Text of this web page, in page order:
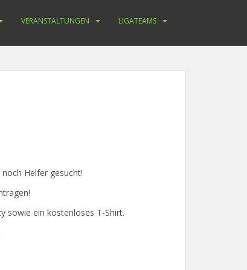
VERANSTALTUNGEN LIGATEAMS
Helfer gesucht!
sowie ein kostenloses T-Shirt.